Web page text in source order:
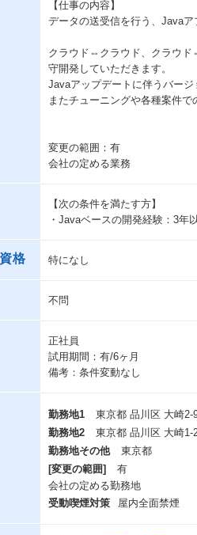
【仕事の内容】
データの送受信を行う、Javaア
クラウド⇔クラウド、クラウド
守開発していただきます。
Javaアップデートに伴うバー
またチューニングや各種案件で
変更の範囲：有
会社の定める業務
【次の条件を満たす方】
・Javaベースの開発経験：3年
格 特になし
不問
正社員
試用期間：有/6ヶ月
備考：条件変動なし
勤務地1
東京都 品川区 大崎
勤務地2
東京都 品川区 大崎
勤務地その他
東京都
[変更の範囲]
有
会社の定める勤務地
受動喫煙対策
屋内全面禁煙